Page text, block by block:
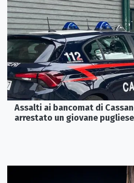
Assalti ai bancomat di
arrestato un giovane pugliese